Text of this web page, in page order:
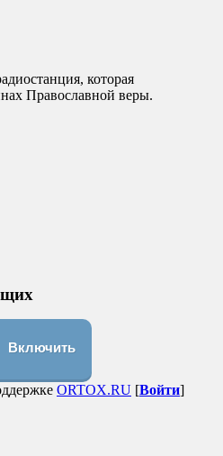
которая
Православной веры.
Включить
ORTOX.RU [Войти]